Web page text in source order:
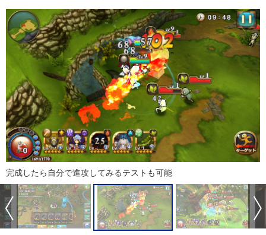
完成したら自分で進攻してみるテストも可能